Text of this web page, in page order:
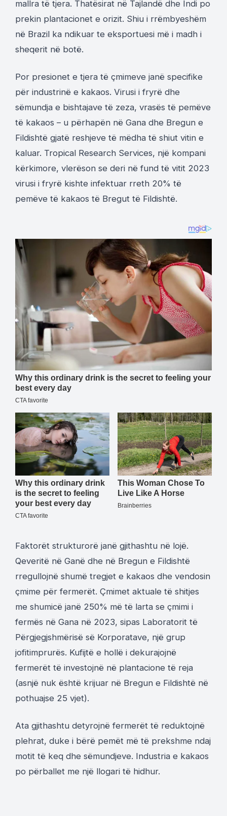
mallra të tjera. Thatësirat në Tajlandë dhe Indi po
prekin plantacionet e orizit. Shiu i rrëmbyeshëm
në Brazil ka ndikuar te eksportuesi më i madh i
sheqerit në botë.
Por presionet e tjera të çmimeve janë specifike
për industrinë e kakaos. Virusi i fryrë dhe
sëmundja e bishtajave të zeza, vrasës të pemëve
të kakaos – u përhapën në Gana dhe Bregun e
Fildishtë gjatë reshjeve të mëdha të shiut vitin e
kaluar. Tropical Research Services, një kompani
kërkimore, vlerëson se deri në fund të vitit 2023
virusi i fryrë kishte infektuar rreth 20% të
pemëve të kakaos të Bregut të Fildishtë.
Faktorët strukturorë janë gjithashtu në lojë.
Qeveritë në Ganë dhe në Bregun e Fildishtë
rregullojnë shumë tregjet e kakaos dhe vendosin
çmime për fermerët. Çmimet aktuale të shitjes
me shumicë janë 250% më të larta se çmimi i
fermës në Gana në 2023, sipas Laboratorit të
Përgjegjshmërisë së Korporatave, një grup
jofitimprurës. Kufijtë e hollë i dekurajojnë
fermerët të investojnë në plantacione të reja
(asnjë nuk është krijuar në Bregun e Fildishtë në
pothuajse 25 vjet).
Ata gjithashtu detyrojnë fermerët të reduktojnë
plehrat, duke i bërë pemët më të prekshme ndaj
motit të keq dhe sëmundjeve. Industria e kakaos
po përballet me një llogari të hidhur.